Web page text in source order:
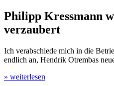
Philipp Kressmann
verzaubert
Ich verabschiede mich in die
endlich an, Hendrik Otrembas
» weiterlesen